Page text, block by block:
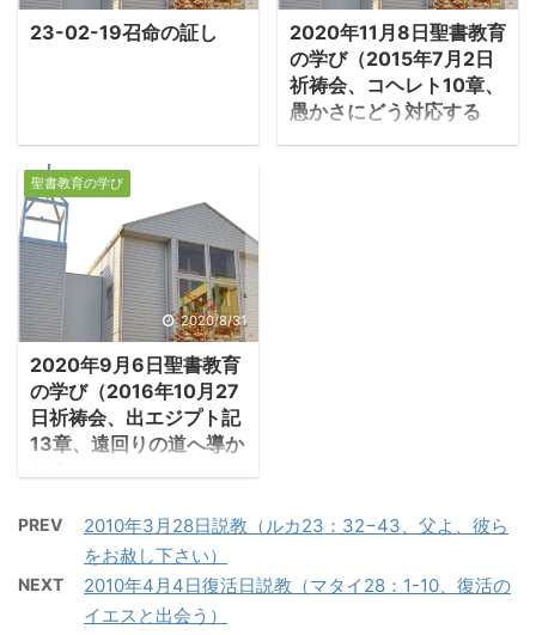
ち」と記されており、
「十二部族」という伝統
会生活の実践についての
訓告集である。 －ヤコブ
1:1「神と主イエス・キリ
ストの僕であるヤコブ
が、離散している十二部
族の人たちに挨拶いたし
ます」。 ・最初にヤコブ
は、「信仰と智恵」につ
いて語る。外部から ...
23-02-19召命の証し
2020年11月8日聖書教育
の学び（2015年7月2日
祈祷会、コヘレト10章、
愚かさにどう対応する
の香油を腐らせ、臭くす
名誉より高くつく」。 ・
悪臭は芳香を台無しにす
聖書教育の学び
2020/8/31
2020年9月6日聖書教育
の学び（2016年10月27
日祈祷会、出エジプト記
13章、遠回りの道へ導か
プト記では、神の救済の
物語が祭儀として語ら
れ、初子の奉献が繰り返
し語られる。神はイスラ
PREV
2010年3月28日説教（ルカ23：32−43、父よ、彼ら
をお赦し下さい）
NEXT
2010年4月4日復活日説教（マタイ28：1-10、復活の
イエスと出会う）